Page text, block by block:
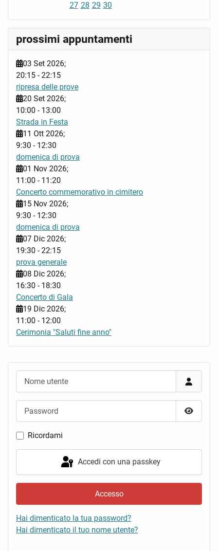
Mostra
Ricordami
Accedi con una passkey
Accesso
Hai dimenticato la tua password?
Hai dimenticato il tuo nome utente?
27 28 29 30
prossimi appuntamenti
03 Set 2026;
20:15 -22:15
ripresa delle prove
20 Set 2026;
10:00 - 13:00
Strada in Festa
11 Ott 2026;
9:30 - 12:30
domenica di prova
01 Nov 2026;
11:00 - 11:20
Concerto commemorativo in cimitero
15 Nov 2026;
9:30 - 12:30
domenica di prova
07 Dic 2026;
19:30 -22:15
prova generale
08 Dic 2026;
16:30 - 18:30
Concerto di Gala
19 Dic 2026;
11:00 - 12:00
Cerimonia "Saluti fine anno"